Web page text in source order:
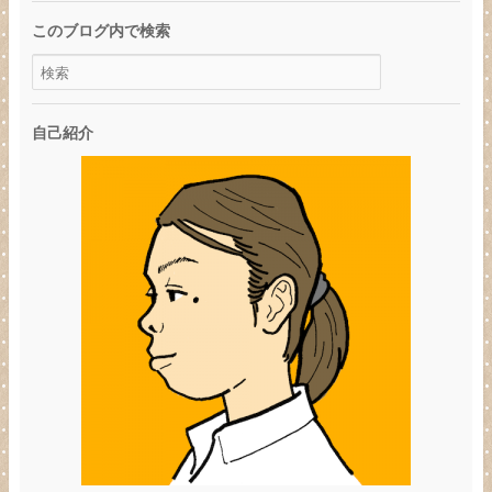
このブログ内で検索
自己紹介